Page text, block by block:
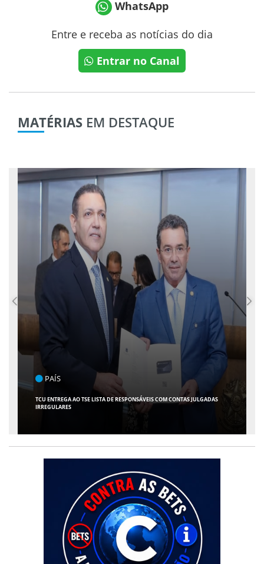
WhatsApp
Entre e receba as notícias do dia
Entrar no Canal
MATÉRIAS EM DESTAQUE
ENTRETENIMENTO
ARACAJU RECEBE ESPETÁCULO INFANTIL "SPIDEY E SEUS AMIGOS" COM
AVENTURA AO VIVO NO TEATRO ATHENEU